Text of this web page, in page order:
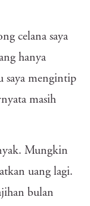
celana saya
hanya
saya mengintip
masih
Mungkin
uang lagi.
bulan